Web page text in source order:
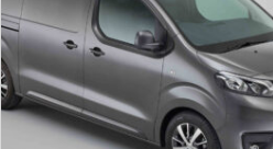
Hilfreiche Montageanleitungen
Ihr Team vonDer Ausbauer